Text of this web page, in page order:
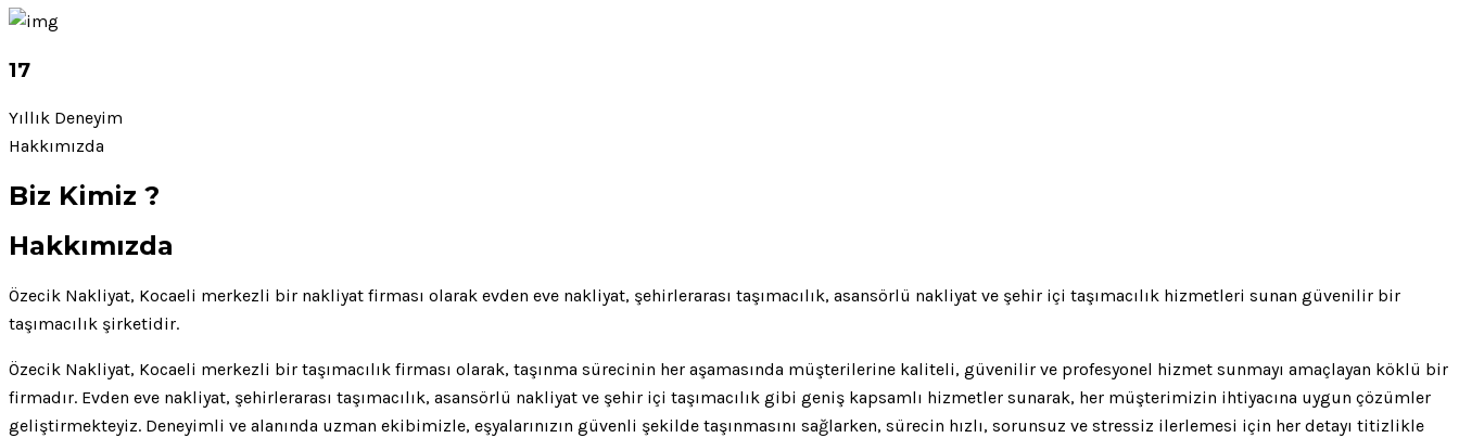
17
Yıllık Deneyim
Hakkımızda
Biz Kimiz ?
Hakkımızda
Özecik Nakliyat, Kocaeli merkezli bir nakliyat firması olarak evden eve nakliyat, şehirlerarası taşımacılık, asansörlü nakliyat ve şehir içi taşımacılık hizmetleri sunan güvenilir bir
taşımacılık şirketidir.
Özecik Nakliyat, Kocaeli merkezli bir taşımacılık firması olarak, taşınma sürecinin her aşamasında müşterilerine kaliteli, güvenilir ve profesyonel hizmet sunmayı amaçlayan köklü bir
firmadır. Evden eve nakliyat, şehirlerarası taşımacılık, asansörlü nakliyat ve şehir içi taşımacılık gibi geniş kapsamlı hizmetler sunarak, her müşterimizin ihtiyacına uygun çözümler
geliştirmekteyiz. Deneyimli ve alanında uzman ekibimizle, eşyalarınızın güvenli şekilde taşınmasını sağlarken, sürecin hızlı, sorunsuz ve stressiz ilerlemesi için her detayı titizlikle